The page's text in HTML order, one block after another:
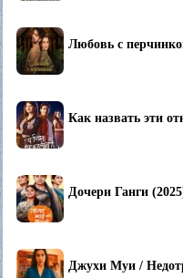
Любовь с
Как назвать эти
Дочери Ганги
Джухи Муи /